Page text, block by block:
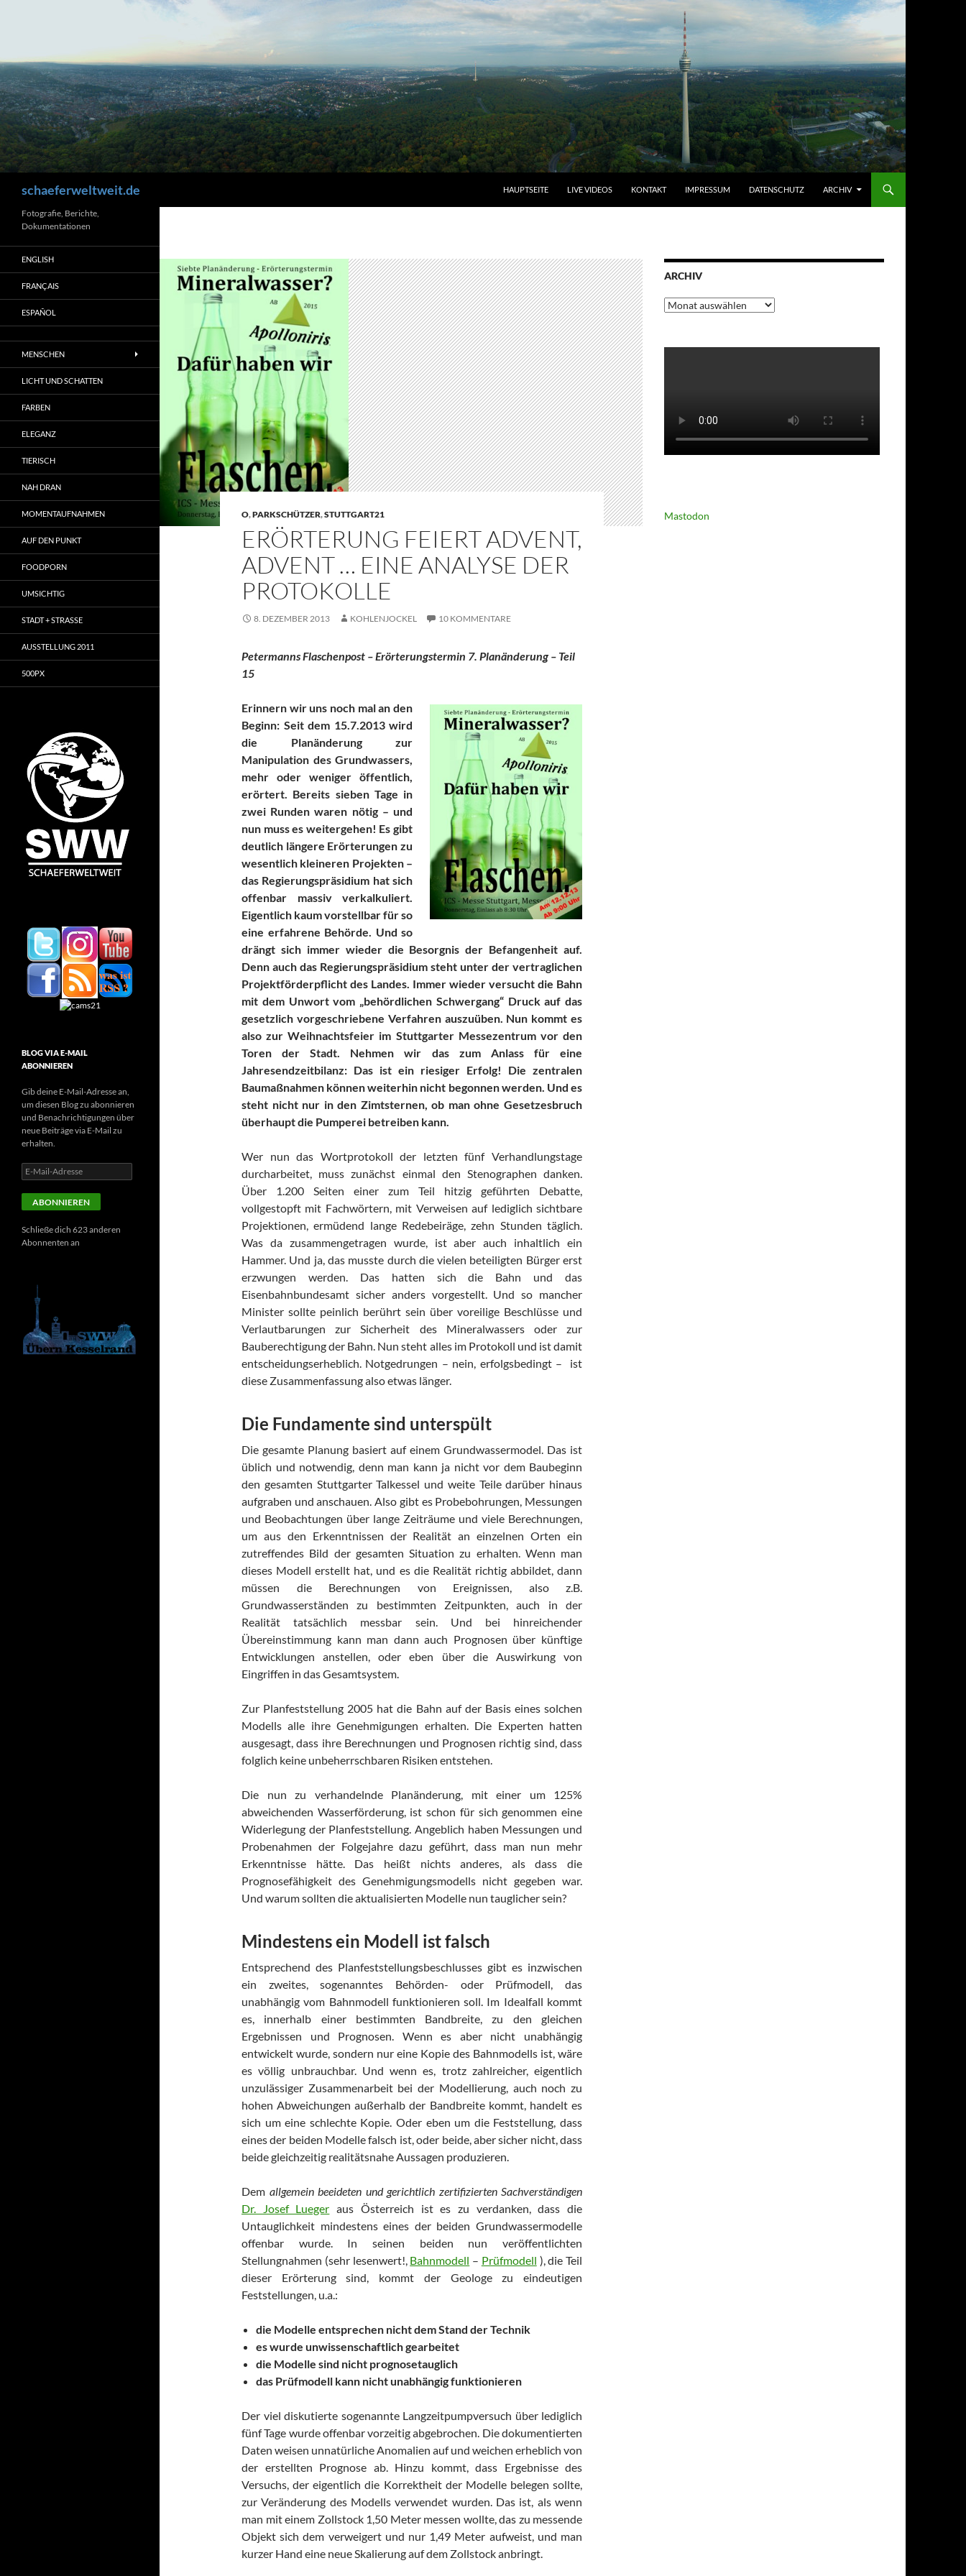
schaeferweltweit.de HAUPTSEITE LIVE VIDEOS KONTAKT IMPRESSUM DATENSCHUTZ ARCHIV
O,PARKSCHÜTZER,STUTTGART21
ERÖRTERUNG FEIERT ADVENT,
ADVENT … EINE ANALYSE DER
PROTOKOLLE
8. DEZEMBER 2013 KOHLENJOCKEL 10 KOMMENTARE
Petermanns Flaschenpost – Erörterungstermin 7. Planänderung – Teil
15
Erinnern wir uns noch mal an den
Beginn: Seit dem 15.7.2013 wird
die Planänderung zur
Manipulation des Grundwassers,
mehr oder weniger öffentlich,
erörtert. Bereits sieben Tage in
zwei Rundenwaren nötig – und
nun muss es weitergehen! Es gibt
deutlich längere Erörterungen zu
wesentlich kleineren Projekten –
das Regierungspräsidium hat sich
offenbar massiv verkalkuliert.
Eigentlich kaum vorstellbar für so
eine erfahrene Behörde. Und so
drängt sich immer wieder die Besorgnis der Befangenheit auf.
Denn auch das Regierungspräsidium steht unter der vertraglichen
Projektförderpflicht des Landes. Immer wieder versucht die Bahn
mit dem Unwort vom „behördlichen Schwergang“ Druck auf das
gesetzlich vorgeschriebene Verfahren auszuüben. Nun kommt es
also zur Weihnachtsfeier im Stuttgarter Messezentrum vor den
Toren der Stadt. Nehmen wir das zum Anlass für eine
Jahresendzeitbilanz: Das ist ein riesiger Erfolg! Die zentralen
Baumaßnahmen können weiterhin nicht begonnen werden. Und es
steht nicht nur in den Zimtsternen, ob man ohne Gesetzesbruch
überhaupt die Pumperei betreiben kann.
Wer nun das Wortprotokoll der letzten fünf Verhandlungstage
durcharbeitet, muss zunächst einmal den Stenographen danken.
Über 1.200 Seiten einer zum Teil hitzig geführten Debatte,
vollgestopft mit Fachwörtern, mit Verweisen auf lediglich sichtbare
Projektionen, ermüdend lange Redebeiräge, zehn Stunden täglich.
Was da zusammengetragen wurde, ist aber auch inhaltlich ein
Hammer. Und ja, das musste durch die vielen beteiligten Bürger erst
erzwungen werden. Das hatten sich die Bahn und das
Eisenbahnbundesamt sicher anders vorgestellt. Und so mancher
Minister sollte peinlich berührt sein über voreilige Beschlüsse und
Verlautbarungen zur Sicherheit des Mineralwassers oder zur
Bauberechtigung der Bahn. Nun steht alles im Protokoll und ist damit
entscheidungserheblich. Notgedrungen – nein, erfolgsbedingt – ist
diese Zusammenfassung also etwas länger.
Die Fundamente sind unterspült
Die gesamte Planung basiert auf einem Grundwassermodel. Das ist
üblich und notwendig, denn man kann ja nicht vor dem Baubeginn
den gesamten Stuttgarter Talkessel und weite Teile darüber hinaus
aufgraben und anschauen. Also gibt es Probebohrungen, Messungen
und Beobachtungen über lange Zeiträume und viele Berechnungen,
um aus den Erkenntnissen der Realität an einzelnen Orten ein
zutreffendes Bild der gesamten Situation zu erhalten. Wenn man
dieses Modell erstellt hat, und es die Realität richtig abbildet, dann
müssen die Berechnungen von Ereignissen, also z.B.
Grundwasserständen zu bestimmten Zeitpunkten, auch in der
Realität tatsächlich messbar sein. Und bei hinreichender
Übereinstimmung kann man dann auch Prognosen über künftige
Entwicklungen anstellen, oder eben über die Auswirkung von
Eingriffen in das Gesamtsystem.
Zur Planfeststellung 2005 hat die Bahn auf der Basis eines solchen
Modells alle ihre Genehmigungen erhalten. Die Experten hatten
ausgesagt, dass ihre Berechnungen und Prognosen richtig sind, dass
folglich keine unbeherrschbaren Risiken entstehen.
Die nun zu verhandelnde Planänderung, mit einer um 125%
abweichenden Wasserförderung, ist schon für sich genommen eine
Widerlegung der Planfeststellung. Angeblich haben Messungen und
Probenahmen der Folgejahre dazu geführt, dass man nun mehr
Erkenntnisse hätte. Das heißt nichts anderes, als dass die
Prognosefähigkeit des Genehmigungsmodells nicht gegeben war.
Und warum sollten die aktualisierten Modelle nun tauglicher sein?
Mindestens ein Modell ist falsch
Entsprechend des Planfeststellungsbeschlusses gibt es inzwischen
ein zweites, sogenanntes Behörden- oder Prüfmodell, das
unabhängig vom Bahnmodell funktionieren soll. Im Idealfall kommt
es, innerhalb einer bestimmten Bandbreite, zu den gleichen
Ergebnissen und Prognosen. Wenn es aber nicht unabhängig
entwickelt wurde, sondern nur eine Kopie des Bahnmodells ist, wäre
es völlig unbrauchbar. Und wenn es, trotz zahlreicher, eigentlich
unzulässiger Zusammenarbeit bei der Modellierung, auch noch zu
hohen Abweichungen außerhalb der Bandbreite kommt, handelt es
sich um eine schlechte Kopie. Oder eben um die Feststellung, dass
eines der beiden Modelle falsch ist, oder beide, aber sicher nicht, dass
beide gleichzeitig realitätsnahe Aussagen produzieren.
Dem allgemein beeideten und gerichtlich zertifizierten Sachverständigen
Dr. Josef Lueger aus Österreich ist es zu verdanken, dass die
Untauglichkeit mindestens eines der beiden Grundwassermodelle
offenbar wurde. In seinen beiden nun veröffentlichten
Stellungnahmen (sehr lesenwert!, Bahnmodell – Prüfmodell ), die Teil
dieser Erörterung sind, kommt der Geologe zu eindeutigen
Feststellungen, u.a.:
die Modelle entsprechen nicht dem Stand der Technik
es wurde unwissenschaftlich gearbeitet
die Modelle sind nicht prognosetauglich
das Prüfmodell kann nicht unabhängig funktionieren
Der viel diskutierte sogenannte Langzeitpumpversuch über lediglich
fünf Tage wurde offenbar vorzeitig abgebrochen. Die dokumentierten
Daten weisen unnatürliche Anomalien auf und weichen erheblich von
der erstellten Prognose ab. Hinzu kommt, dass Ergebnisse des
Versuchs, der eigentlich die Korrektheit der Modelle belegen sollte,
zur Veränderung des Modells verwendet wurden. Das ist, als wenn
man mit einem Zollstock 1,50 Meter messen wollte, das zu messende
Objekt sich dem verweigert und nur 1,49 Meter aufweist, und man
kurzer Hand eine neue Skalierung auf dem Zollstock anbringt.
ARCHIV
Archiv
Mastodon
Fotografie, Berichte,
Dokumentationen
ENGLISH
FRANÇAIS
ESPAÑOL
MENSCHEN
LICHT UND SCHATTEN
FARBEN
ELEGANZ
TIERISCH
NAH DRAN
MOMENTAUFNAHMEN
AUF DEN PUNKT
FOODPORN
UMSICHTIG
STADT + STRASSE
AUSSTELLUNG 2011
500PX
BLOG VIA E-MAIL
ABONNIEREN
Gib deine E-Mail-Adresse an,
um diesen Blog zu abonnieren
und Benachrichtigungen über
neue Beiträge via E-Mail zu
erhalten.
E-
Mail-
Adresse
ABONNIEREN
Schließe dich 623 anderen
Abonnenten an